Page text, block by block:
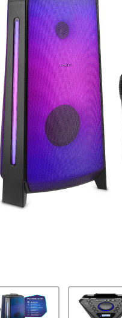
. termotanque
. freidora aire
10. placard